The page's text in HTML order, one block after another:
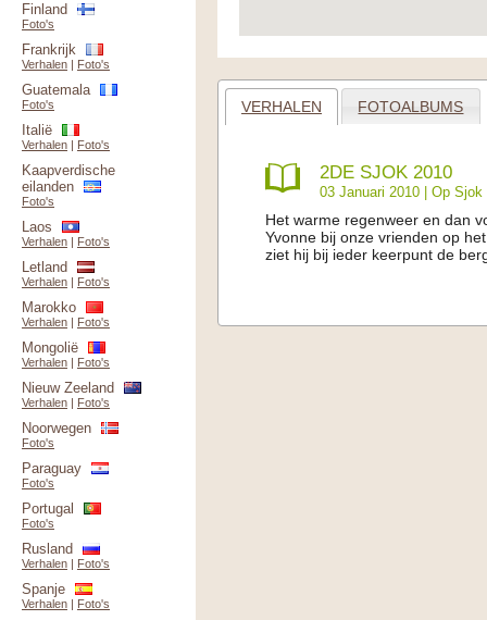
VERHALEN FOTOALBUMS
2DE SJOK 2010
03 Januari 2010 | Op Sjok
Het warme regenweer en dan
Yvonne bij onze vrienden op
ziet hij bij ieder keerpunt de
Finland
Foto's
Frankrijk
Verhalen | Foto's
Guatemala
Foto's
Italië
Verhalen | Foto's
Kaapverdische
eilanden
Foto's
Laos
Verhalen | Foto's
Letland
Verhalen | Foto's
Marokko
Verhalen | Foto's
Mongolië
Verhalen | Foto's
Nieuw Zeeland
Verhalen | Foto's
Noorwegen
Foto's
Paraguay
Foto's
Portugal
Foto's
Rusland
Verhalen | Foto's
Spanje
Verhalen | Foto's